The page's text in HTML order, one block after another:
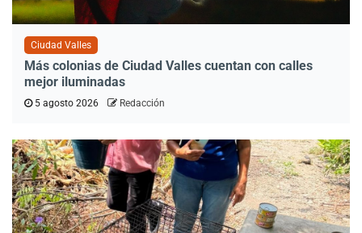
Ciudad Valles
Más colonias de Ciudad Valles cuentan con calles
mejor iluminadas
5 agosto 2026 Redacción